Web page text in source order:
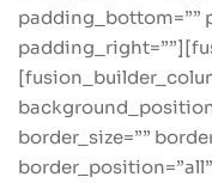
padding_bottom=””
border_size=””